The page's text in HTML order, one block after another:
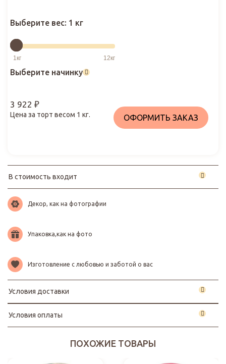
Выберите вес: 1 кг
Выберите начинку
3 922 ₽
Цена за торт весом 1 кг. ОФОРМИТЬ ЗАКАЗ
В стоимость входит
Декор, как на фотографии
Упаковка,как на фото
Изготовление с любовью и заботой о вас
Условия доставки
Условия оплаты
ПОХОЖИЕ ТОВАРЫ